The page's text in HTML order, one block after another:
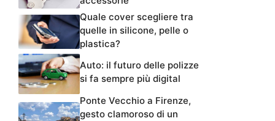
Quale cover scegliere tra
quelle in silicone, pelle o
plastica?
Auto: il futuro delle polizze
si fa sempre più digital
Ponte Vecchio a Firenze,
gesto clamoroso di un